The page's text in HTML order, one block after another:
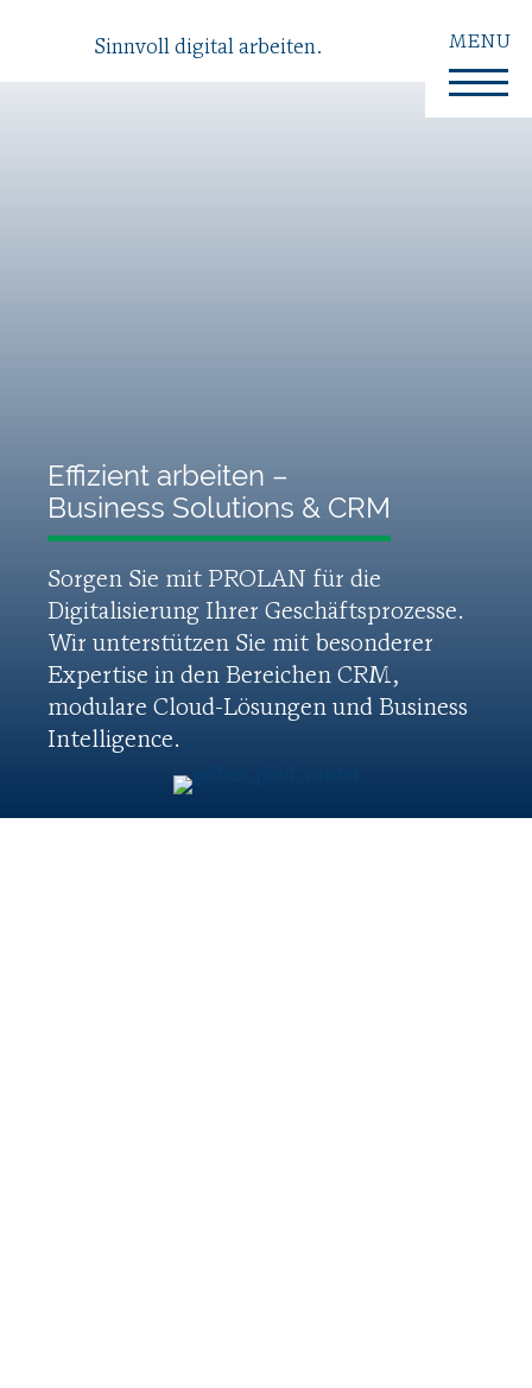
Sinnvoll digital arbeiten.
Effizient arbeiten –
Business Solutions & CRM
Sorgen Sie mit PROLAN für die
Digitalisierung Ihrer Geschäftsprozesse.
Wir unterstützen Sie mit besonderer
Expertise in den Bereichen CRM,
modulare Cloud-Lösungen und Business
Intelligence.
MENU